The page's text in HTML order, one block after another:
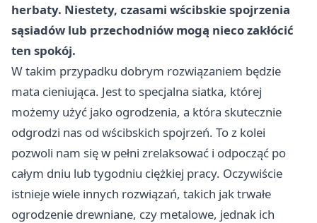
herbaty. Niestety, czasami wścibskie spojrzenia
sąsiadów lub przechodniów mogą nieco zakłócić
ten spokój.
W takim przypadku dobrym rozwiązaniem będzie
mata cieniująca. Jest to specjalna siatka, której
możemy użyć jako ogrodzenia, a która skutecznie
odgrodzi nas od wścibskich spojrzeń. To z kolei
pozwoli nam się w pełni zrelaksować i odpocząć po
całym dniu lub tygodniu ciężkiej pracy. Oczywiście
istnieje wiele innych rozwiązań, takich jak trwałe
ogrodzenie drewniane, czy metalowe, jednak ich